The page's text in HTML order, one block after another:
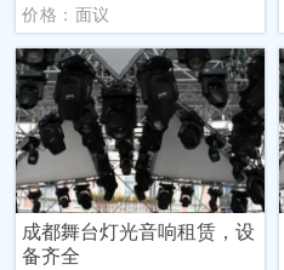
价格：面议
成都舞台灯光音响租赁，设
备齐全